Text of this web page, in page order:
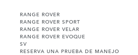
RANGE ROVER
RANGE ROVER SPORT
RANGE ROVER VELAR
RANGE ROVER EVOQUE
SV
RESERVA UNA PRUEBA DE MANEJO